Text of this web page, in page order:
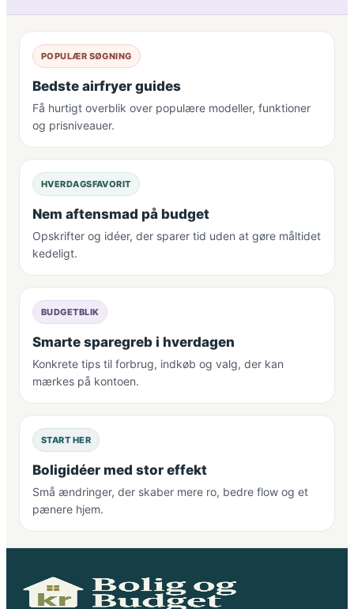
POPULÆR SØGNING
Bedste airfryer guides
Få hurtigt overblik over populære modeller, funktioner
og prisniveauer.
HVERDAGSFAVORIT
Nem aftensmad på budget
Opskrifter og idéer, der sparer tid uden at gøre måltidet
kedeligt.
BUDGETBLIK
Smarte sparegreb i hverdagen
Konkrete tips til forbrug, indkøb og valg, der kan
mærkes på kontoen.
START HER
Boligidéer med stor effekt
Små ændringer, der skaber mere ro, bedre flow og et
pænere hjem.